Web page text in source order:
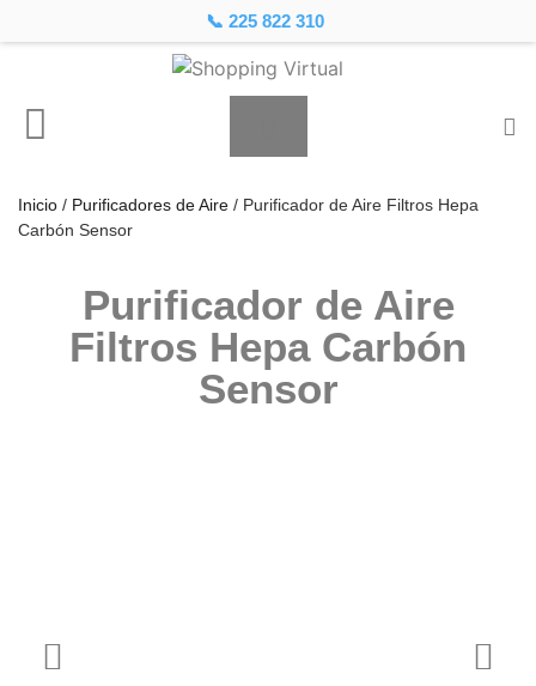
📞 225 822 310
Inicio / Purificadores de Aire / Purificador de Aire Filtros Hepa
Carbón Sensor
Purificador de Aire
Filtros Hepa Carbón
Sensor